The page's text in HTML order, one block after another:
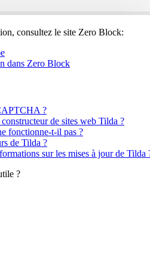
consultez le site Zero Block:
dans Zero Block
?
de sites web Tilda ?
fonctionne-t-il pas ?
de Tilda ?
sur les mises à jour de Tilda
?